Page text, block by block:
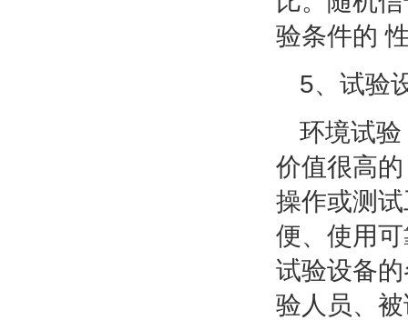
验条件的
5、试验
环境试
价值很高
操作或测
便、使用
试验设备
验人员、